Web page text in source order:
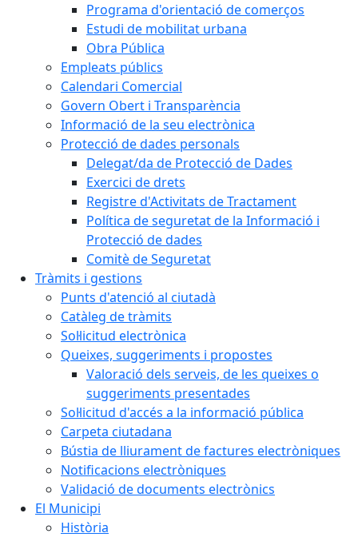
Programa d'orientació de comerços
Estudi de mobilitat urbana
Obra Pública
Empleats públics
Calendari Comercial
Govern Obert i Transparència
Informació de la seu electrònica
Protecció de dades personals
Delegat/da de Protecció de Dades
Exercici de drets
Registre d'Activitats de Tractament
Política de seguretat de la Informació i
Protecció de dades
Comitè de Seguretat
Tràmits i gestions
Punts d'atenció al ciutadà
Catàleg de tràmits
Sol·licitud electrònica
Queixes, suggeriments i propostes
Valoració dels serveis, de les queixes o
suggeriments presentades
Sol·licitud d'accés a la informació pública
Carpeta ciutadana
Bústia de lliurament de factures electròniques
Notificacions electròniques
Validació de documents electrònics
El Municipi
Història